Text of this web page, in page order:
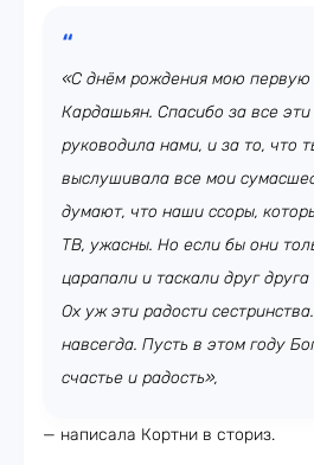
«С днём рождения мою первую
Кардашьян. Спасибо за все
руководила нами, и за то, что
выслушивала все мои
думают, что наши ссоры,
ТВ, ужасны. Но если бы они
царапали и таскали друг
Ох уж эти радости
навсегда. Пусть в этом году
счастье и радость»,
— написала Кортни в сториз.